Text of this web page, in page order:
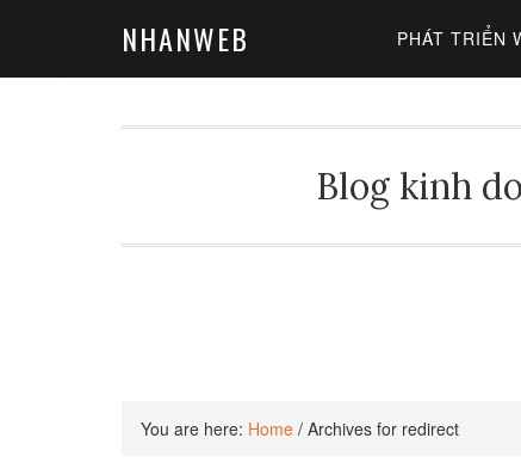
NHANWEB PHÁT TRIỂN
Blog kinh
You are here: Home / Archives for redirect